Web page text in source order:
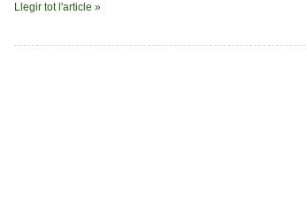
Llegir tot l'article »